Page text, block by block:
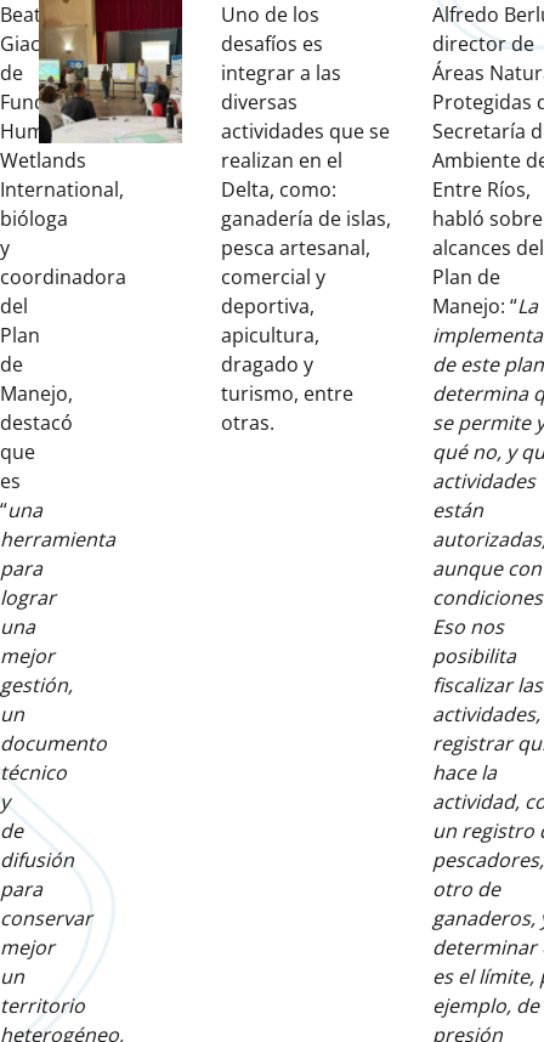
Beatriz
Giacosa,
de
Fundación
Humedales/
Wetlands
International,
bióloga
y
coordinadora
del
Plan
de
Manejo,
destacó
que
es
“una
herramienta
para
lograr
una
mejor
gestión,
un
documento
técnico
y
de
difusión
para
conservar
mejor
un
territorio
heterogéneo,
Uno de los
desafíos es
integrar a las
diversas
actividades que se
realizan en el
Delta, como:
ganadería de islas,
pesca artesanal,
comercial y
deportiva,
apicultura,
dragado y
turismo, entre
otras.
Alfredo
director de
Áreas
Protegidas
Secretaría
Ambiente
Entre Ríos,
habló
alcances del
Plan de
Manejo: “La
de este plan
determina
se permite y
qué no, y
actividades
están
aunque con
Eso nos
posibilita
fiscalizar las
actividades,
registrar
hace la
actividad,
un registro
pescadores,
otro de
ganaderos,
determinar
es el límite,
ejemplo, de
presión